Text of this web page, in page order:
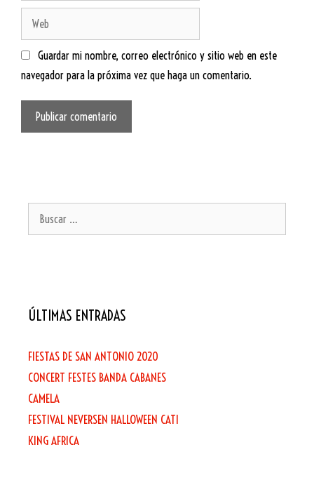
Guardar mi nombre, correo electrónico y sitio web en este
navegador para la próxima vez que haga un comentario.
ÚLTIMAS ENTRADAS
FIESTAS DE SAN ANTONIO 2020
CONCERT FESTES BANDA CABANES
CAMELA
FESTIVAL NEVERSEN HALLOWEEN CATI
KING AFRICA